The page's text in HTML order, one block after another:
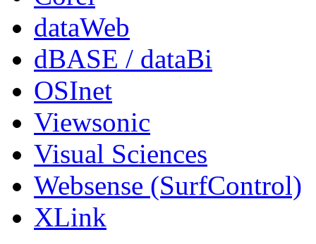
dataWeb
dBASE / dataBi
OSInet
Viewsonic
Visual Sciences
Websense (SurfControl)
XLink